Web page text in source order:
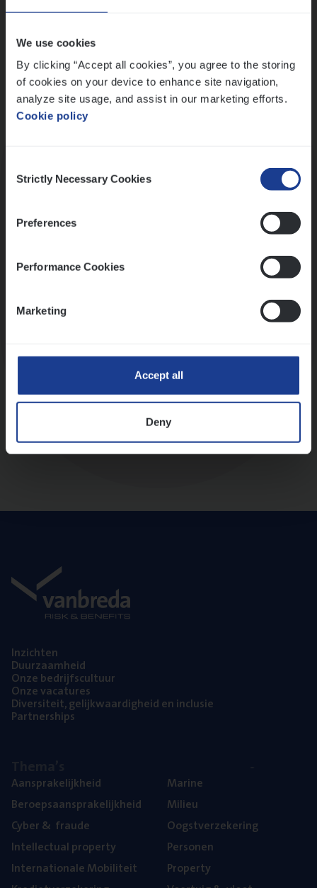
We use cookies
By clicking “Accept all cookies”, you agree to the storing
of cookies on your device to enhance site navigation,
analyze site usage, and assist in our marketing efforts.
Cookie policy
Selection
Strictly Necessary Cookies
Preferences
Performance Cookies
Marketing
Accept all
Deny
Inzich­ten
Duur­zaam­heid
Onze bedrijfs­cul­tuur
Onze vaca­tu­res
Diver­si­teit, gelijk­waar­dig­heid en inclusie
Part­ner­ships
Aan­spra­ke­lijk­heid
Beroeps­aan­spra­ke­lijk­heid
Cyber& fraude
Intel­lec­tu­al property
Inter­na­ti­o­na­le Mobiliteit
Mari­ne
Mili­eu
Oogst­ver­ze­ke­ring
Per­so­nen
Pro­per­ty